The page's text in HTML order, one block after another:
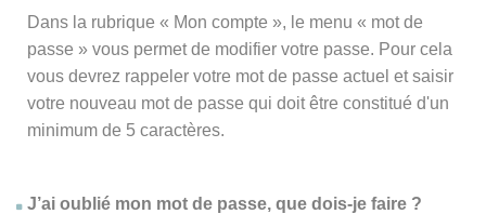
Dans la rubrique « Mon compte », le menu « mot de
passe » vous permet de modifier votre passe. Pour cela
vous devrez rappeler votre mot de passe actuel et saisir
votre nouveau mot de passe qui doit être constitué d'un
minimum de 5 caractères.
J’ai oublié mon mot de passe, que dois-je faire ?